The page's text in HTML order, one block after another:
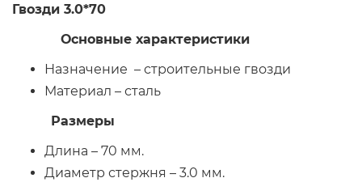
Гвозди 3.0*70
Основные характеристики
Назначение – строительные гвозди
Материал – сталь
Размеры
Длина – 70 мм.
Диаметр стержня – 3.0 мм.